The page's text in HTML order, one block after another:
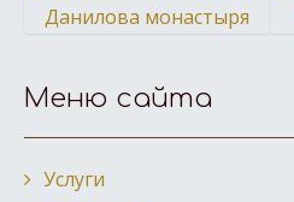
Кремль
Фестиваль
колокола»
центр
Данилова
монастыря
Меню сайта
Услуги